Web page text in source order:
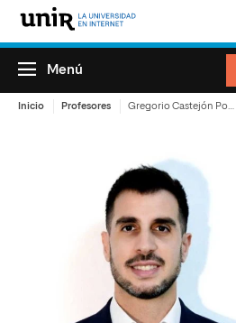
Menú
Inicio Profesores